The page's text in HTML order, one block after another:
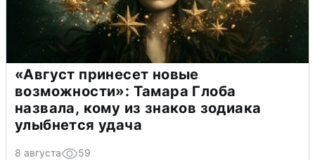
«Август принесет новые
возможности»: Тамара Глоба
назвала, кому из знаков зодиака
улыбнется удача
8 августа 59